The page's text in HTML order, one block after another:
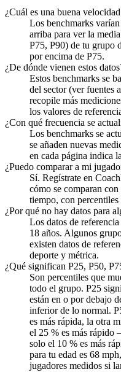
¿Cuál es una buena
Los benchmarks
arriba para ver la
P75, P90) de tu grupo
por encima de P75.
¿De dónde vienen estos
Estos benchmarks se
del sector (ver fuentes
recopile más
los valores de
¿Con qué frecuencia se
Los benchmarks se
se añaden nuevas
en cada página indica
¿Puedo comparar a mi
Sí. Regístrate en
cómo se comparan
tiempo, con percentiles
¿Por qué no hay datos para
Los datos de
18 años. Algunos
existen datos de
deporte y métrica.
¿Qué significan P25, P50,
Son percentiles que
todo el grupo. P25
están en o por debajo
inferior de lo normal.
es más rápida, la otra
el 25 % es más
solo el 10 % es más
para tu edad es 68
jugadores medidos si